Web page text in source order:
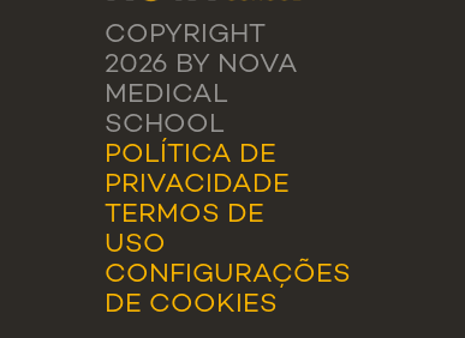
COPYRIGHT
2026 BY NOVA
MEDICAL
SCHOOL
POLÍTICA DE
PRIVACIDADE
TERMOS DE
USO
CONFIGURAÇÕES
DE COOKIES